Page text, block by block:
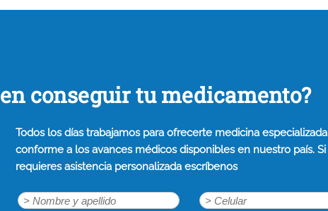
conseguir tu medicamento?
Todos los días trabajamos para ofrecerte medicina especializada
conforme a los avances médicos disponibles en nuestro país. Si
requieres asistencia personalizada escríbenos